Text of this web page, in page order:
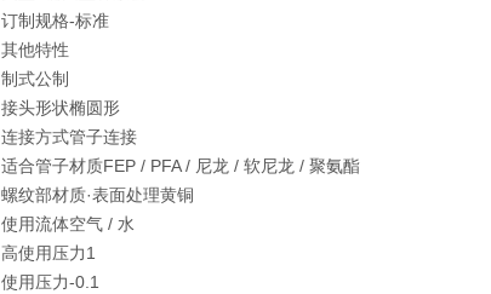
订制规格-标准
其他特性
制式公制
接头形状椭圆形
连接方式管子连接
适合管子材质FEP / PFA / 尼龙 / 软尼龙 / 聚氨酯
螺纹部材质·表面处理黄铜
使用流体空气 / 水
高使用压力1
使用压力-0.1